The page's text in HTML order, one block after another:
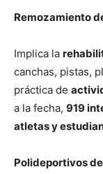
Remozamiento
Implica la
canchas, pistas,
práctica de
a la fecha, 919
atletas y
Polideportivos